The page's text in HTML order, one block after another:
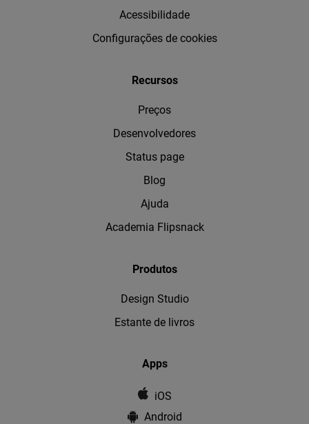
Acessibilidade
Configurações de cookies
Recursos
Preços
Desenvolvedores
Status page
Blog
Ajuda
Academia Flipsnack
Produtos
Design Studio
Estante de livros
Apps
iOS
Android